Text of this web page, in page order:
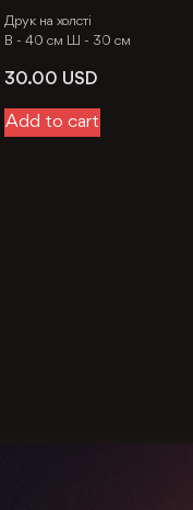
Друк на холсті
В - 40 см Ш - 30 см
30.00 USD
Add to cart